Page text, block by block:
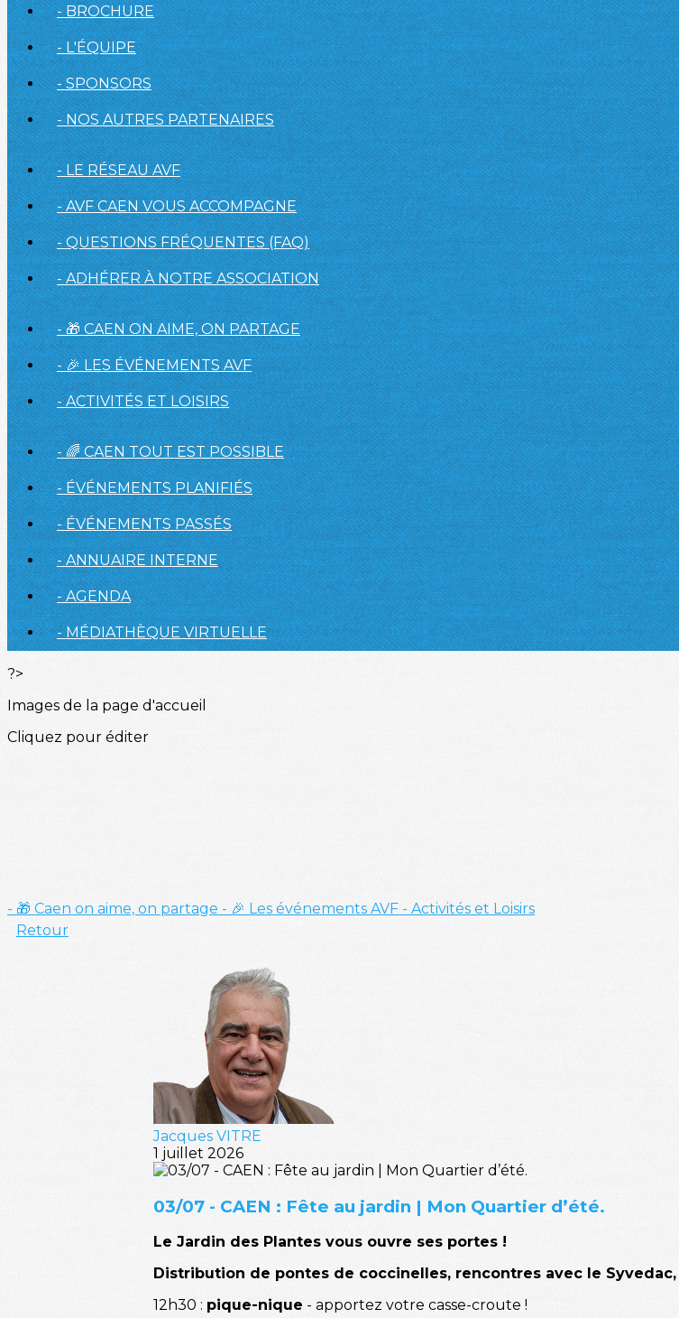
- BROCHURE
- L'ÉQUIPE
- SPONSORS
- NOS AUTRES PARTENAIRES
- LE RÉSEAU AVF
- AVF CAEN VOUS ACCOMPAGNE
- QUESTIONS FRÉQUENTES (FAQ)
- ADHÉRER À NOTRE ASSOCIATION
- 🎁 CAEN ON AIME, ON PARTAGE
- 🎉 LES ÉVÉNEMENTS AVF
- ACTIVITÉS ET LOISIRS
- 🌈 CAEN TOUT EST POSSIBLE
- ÉVÉNEMENTS PLANIFIÉS
- ÉVÉNEMENTS PASSÉS
- ANNUAIRE INTERNE
- AGENDA
- MÉDIATHÈQUE VIRTUELLE
?>
Images de la page d'accueil
Cliquez pour éditer
- 🎁 Caen on aime, on partage - 🎉 Les événements AVF - Activités et Loisirs
Retour
Jacques VITRE
1 juillet 2026
03/07 - CAEN : Fête au jardin | Mon Quartier d’été.
Le Jardin des Plantes vous ouvre ses portes !
Distribution de pontes de coccinelles, rencontres avec le
12h30 : pique-nique - apportez votre casse-croute !